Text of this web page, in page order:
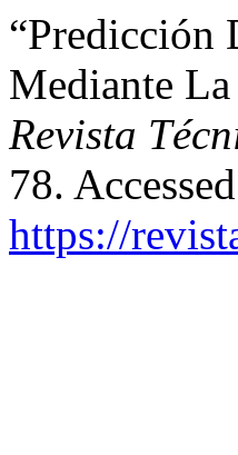
“Predicción
Mediante
Revista
78.
https://